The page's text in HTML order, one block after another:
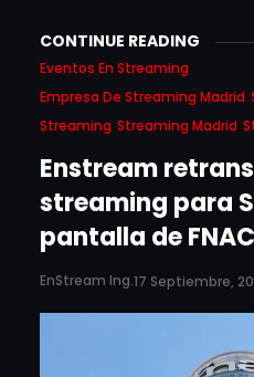
CONTINUE READING
Eventos En Streaming
Empresa De Streaming Madrid
Streaming Streaming Madrid
Enstream
streaming para
pantalla de
EnStream Ing.17 Septiembre,